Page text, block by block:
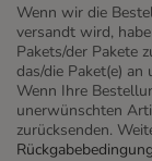
Wenn wir die
versandt wird,
Pakets/der Pakete
das/die Paket(e) an
Wenn Ihre
unerwünschten
zurücksenden.